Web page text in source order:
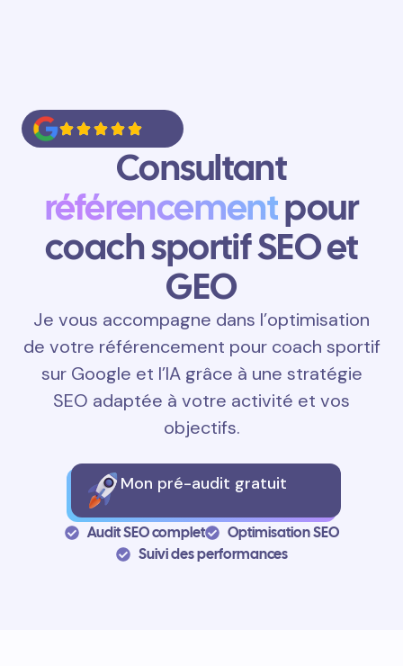
Consultant
référencementpour
coach sportif SEO et
GEO
Je vous accompagne dans l’optimisation
de votre référencement pour coach sportif
sur Google et l’IA grâce à une stratégie
SEO adaptée à votre activité et vos
objectifs.
Mon pré-audit gratuit
Audit SEO complet
Optimisation SEO
Suivi des performances